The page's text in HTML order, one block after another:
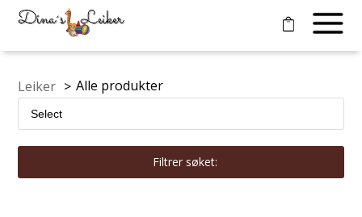
Leiker > Alle produkter
Filtrer søket: